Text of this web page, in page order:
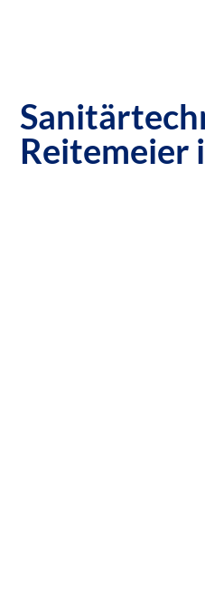
Reitemeier